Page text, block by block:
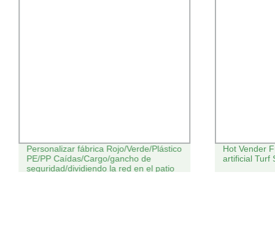
Personalizar fábrica Rojo/Verde/Plástico
PE/PP Caídas/Cargo/gancho de
seguridad/dividiendo la red en el patio
Hot Vender
artificial Turf